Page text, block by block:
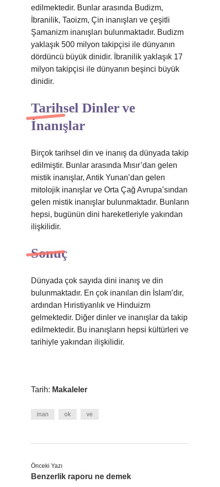
edilmektedir. Bunlar arasında Budizm,
İbranilik, Taoizm, Çin inanışları ve çeşitli
Şamanizm inanışları bulunmaktadır. Budizm
yaklaşık 500 milyon takipçisi ile dünyanın
dördüncü büyük dinidir. İbranilik yaklaşık 17
milyon takipçisi ile dünyanın beşinci büyük
dinidir.
Tarihsel Dinler ve
İnanışlar
Birçok tarihsel din ve inanış da dünyada takip
edilmiştir. Bunlar arasında Mısır’dan gelen
mistik inanışlar, Antik Yunan’dan gelen
mitolojik inanışlar ve Orta Çağ Avrupa’sından
gelen mistik inanışlar bulunmaktadır. Bunların
hepsi, bugünün dini hareketleriyle yakından
ilişkilidir.
Sonuç
Dünyada çok sayıda dini inanış ve din
bulunmaktadır. En çok inanılan din İslam’dır,
ardından Hıristiyanlık ve Hinduizm
gelmektedir. Diğer dinler ve inanışlar da takip
edilmektedir. Bu inanışların hepsi kültürleri ve
tarihiyle yakından ilişkilidir.
Tarih: Makaleler
inan ok ve
Önceki Yazı
Benzerlik raporu ne demek